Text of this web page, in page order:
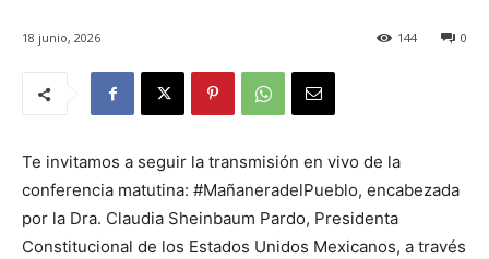
18 junio, 2026 0
144
Te invitamos a seguir la transmisión en vivo de la
conferencia matutina: #MañaneradelPueblo, encabezada
por la Dra. Claudia Sheinbaum Pardo, Presidenta
Constitucional de los Estados Unidos Mexicanos, a través